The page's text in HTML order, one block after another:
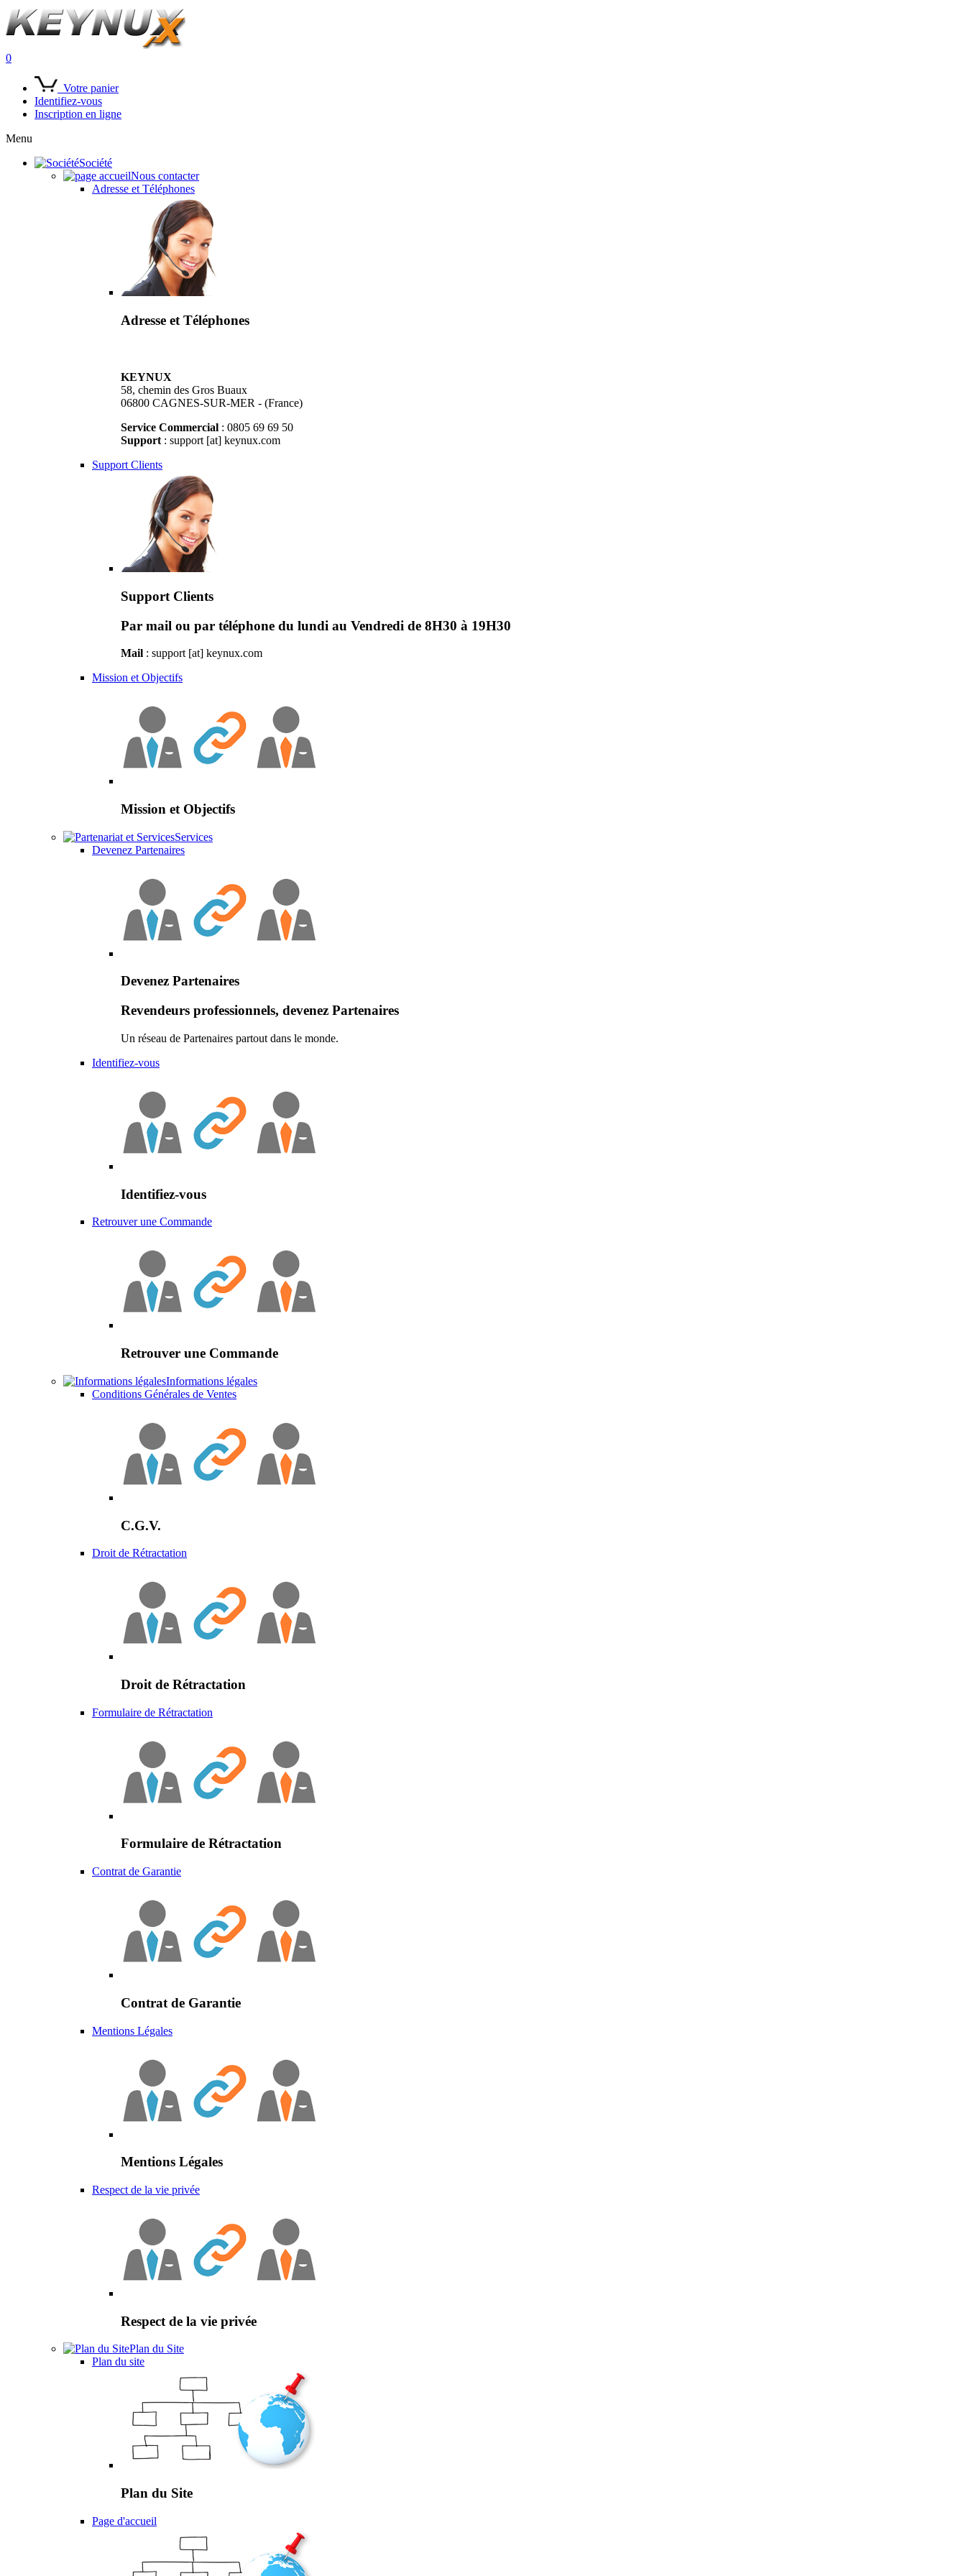
0
Votre panier
Identifiez-vous
Inscription en ligne
Menu
Société
Nous contacter
Adresse et Téléphones
Adresse et Téléphones
KEYNUX
58, chemin des Gros Buaux
06800 CAGNES-SUR-MER - (France)
Service Commercial : 0805 69 69 50
Support : support [at] keynux.com
Support Clients
Support Clients
Par mail ou par téléphone du lundi au Vendredi de 8H30 à 19H30
Mail : support [at] keynux.com
Mission et Objectifs
Mission et Objectifs
Services
Devenez Partenaires
Devenez Partenaires
Revendeurs professionnels, devenez Partenaires
Un réseau de Partenaires partout dans le monde.
Identifiez-vous
Identifiez-vous
Retrouver une Commande
Retrouver une Commande
Informations légales
Conditions Générales de Ventes
C.G.V.
Droit de Rétractation
Droit de Rétractation
Formulaire de Rétractation
Formulaire de Rétractation
Contrat de Garantie
Contrat de Garantie
Mentions Légales
Mentions Légales
Respect de la vie privée
Respect de la vie privée
Plan du Site
Plan du site
Plan du Site
Page d'accueil